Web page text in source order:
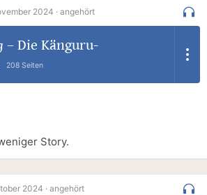
2024 · angehört
– Die Känguru-
208 Seiten
Story.
2024 · angehört